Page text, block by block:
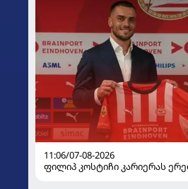
11:06/07-08-2026
ფილიპ კოსტიჩი კარიერას